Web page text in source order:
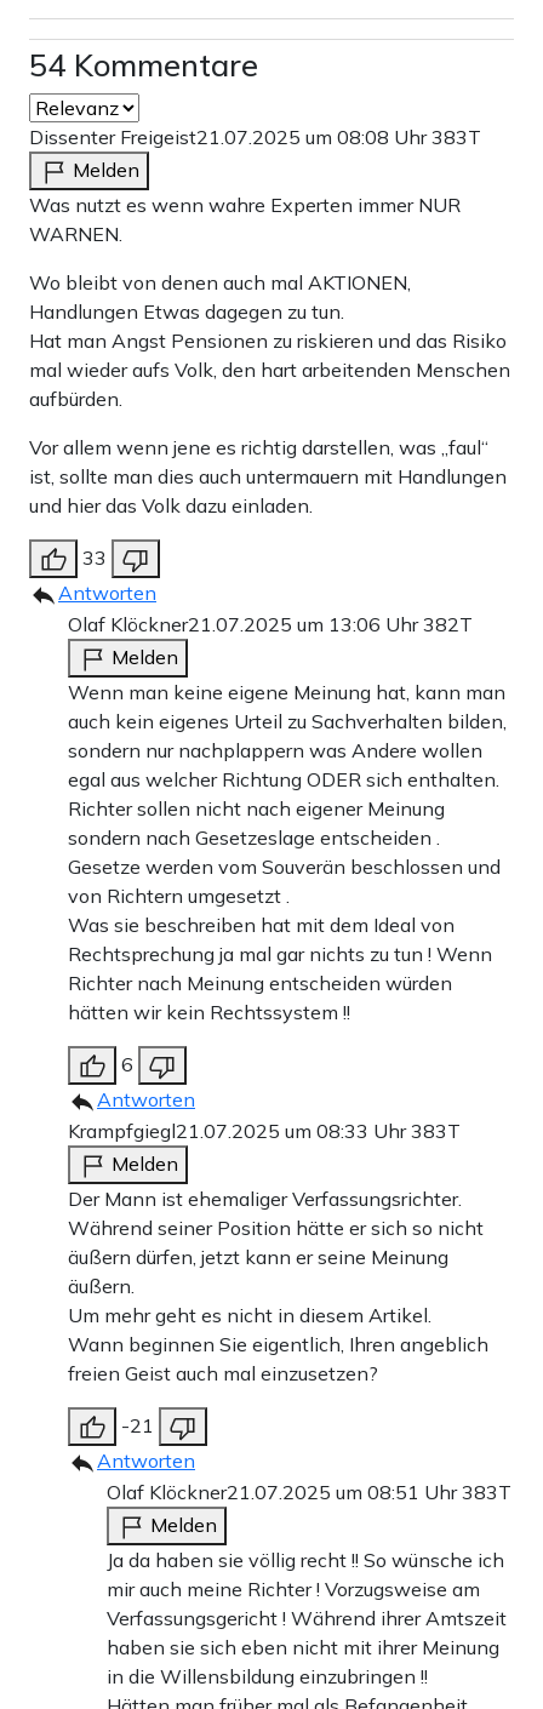
54 Kommentare
Dissenter Freigeist21.07.2025 um 08:08 Uhr383T
Melden
Was nutzt es wenn wahre Experten immer NUR
WARNEN.
Wo bleibt von denen auch mal AKTIONEN,
Handlungen Etwas dagegen zu tun.
Hat man Angst Pensionen zu riskieren und das Risiko
mal wieder aufs Volk, den hart arbeitenden Menschen
aufbürden.
Vor allem wenn jene es richtig darstellen, was „faul“
ist, sollte man dies auch untermauern mit Handlungen
und hier das Volk dazu einladen.
33
Antworten
Olaf Klöckner21.07.2025 um 13:06 Uhr382T
Melden
Wenn man keine eigene Meinung hat, kann man
auch kein eigenes Urteil zu Sachverhalten bilden,
sondern nur nachplappern was Andere wollen
egal aus welcher Richtung ODER sich enthalten.
Richter sollen nicht nach eigener Meinung
sondern nach Gesetzeslage entscheiden .
Gesetze werden vom Souverän beschlossen und
von Richtern umgesetzt .
Was sie beschreiben hat mit dem Ideal von
Rechtsprechung ja mal gar nichts zu tun ! Wenn
Richter nach Meinung entscheiden würden
hätten wir kein Rechtssystem !!
6
Antworten
Krampfgiegl21.07.2025 um 08:33 Uhr383T
Melden
Der Mann ist ehemaliger Verfassungsrichter.
Während seiner Position hätte er sich so nicht
äußern dürfen, jetzt kann er seine Meinung
äußern.
Um mehr geht es nicht in diesem Artikel.
Wann beginnen Sie eigentlich, Ihren angeblich
freien Geist auch mal einzusetzen?
-21
Antworten
Olaf Klöckner21.07.2025 um 08:51 Uhr383T
Melden
Ja da haben sie völlig recht !! So wünsche ich
mir auch meine Richter ! Vorzugsweise am
Verfassungsgericht ! Während ihrer Amtszeit
haben sie sich eben nicht mit ihrer Meinung
in die Willensbildung einzubringen !!